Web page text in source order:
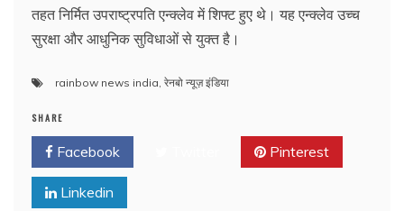
तहत निर्मित उपराष्ट्रपति एन्क्लेव में शिफ्ट हुए थे। यह एन्क्लेव उच्च
सुरक्षा और आधुनिक सुविधाओं से युक्त है।
rainbow news india, रेनबो न्यूज़ इंडिया
SHARE
Facebook Pinterest
Linkedin